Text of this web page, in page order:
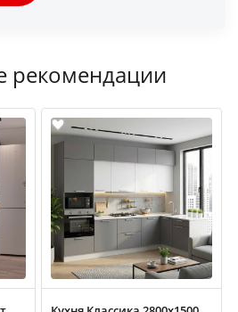
рекомендации